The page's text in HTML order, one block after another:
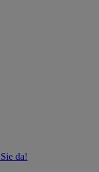
da!